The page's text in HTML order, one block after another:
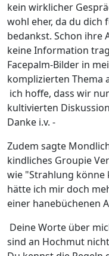
kein wirklicher
wohl eher, da du dich
bedankst. Schon ihre
keine Information
Facepalm-Bilder in
komplizierten Thema
ich hoffe, dass wir
kultivierten
Danke i.v. -
Zudem sagte
kindliches Groupie
wie "Strahlung
hätte ich mir doch
einer hanebüchenen
Deine Worte über
sind an Hochmut